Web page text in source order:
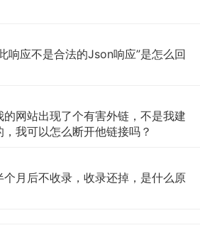
响应不是合法的Json响应”是怎么回
网站出现了个有害外链，不是我建
我可以怎么断开他链接吗？
个月后不收录，收录还掉，是什么原